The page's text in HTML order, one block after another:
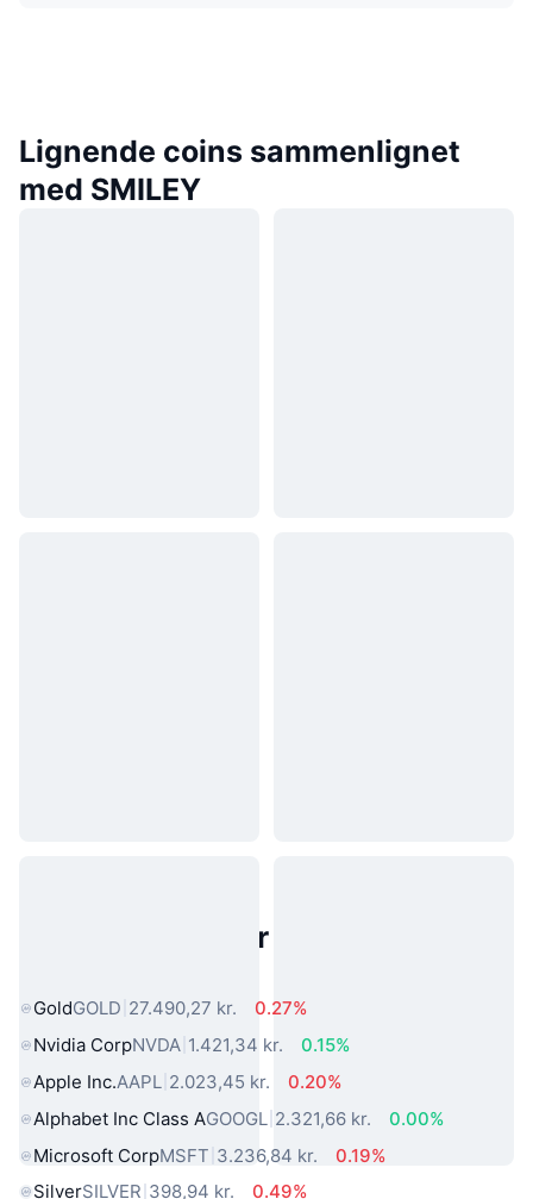
Lignende coins sammenlignet
med SMILEY
Populære aktiver fra den virkelige
GoldGOLD 27.490,27 kr.
0.27%
Nvidia CorpNVDA 1.421,34 kr.
0.15%
Apple Inc.AAPL 2.023,45 kr.
0.20%
Alphabet Inc Class AGOOGL 2.321,66 kr.
0.00%
Microsoft CorpMSFT 3.236,84 kr.
0.19%
SilverSILVER 398,94 kr. 0.49%